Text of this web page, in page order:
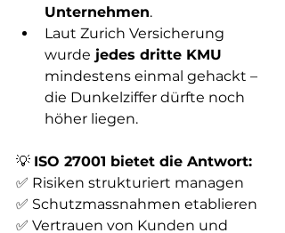
Unternehmen.
Laut Zurich Versicherung
wurde jedes dritte KMU
mindestens einmal gehackt –
die Dunkelziffer dürfte noch
höher liegen.
💡 ISO 27001 bietet die Antwort:
✅ Risiken strukturiert managen
✅ Schutzmassnahmen etablieren
✅ Vertrauen von Kunden und